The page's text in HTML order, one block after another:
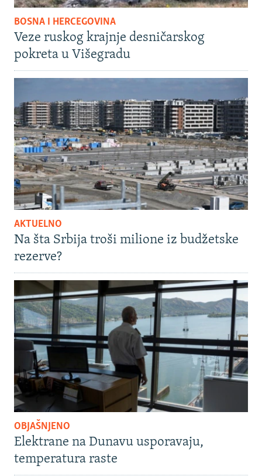
BOSNA I HERCEGOVINA
Veze ruskog krajnje desničarskog
pokreta u Višegradu
AKTUELNO
Na šta Srbija troši milione iz budžetske
rezerve?
OBJAŠNJENO
Elektrane na Dunavu usporavaju,
temperatura raste